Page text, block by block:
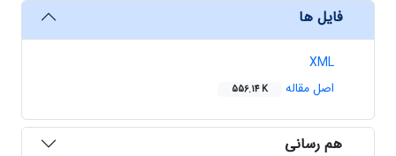
فایل ها
XML
اصل مقاله
556.14 K
هم رسانی